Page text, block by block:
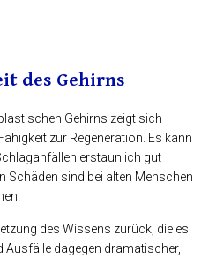
des Gehirns
Gehirns zeigt sich
zur Regeneration. Es kann
erstaunlich gut
Schäden sind bei alten Menschen
des Wissens zurück, die es
Ausfälle dagegen dramatischer,